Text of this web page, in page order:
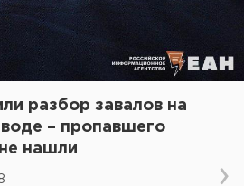
разбор завалов на
– пропавшего
нашли